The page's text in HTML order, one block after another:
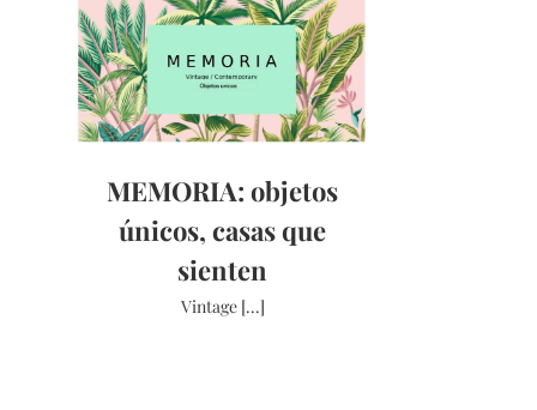
MEMORIA: objetos
únicos, casas que
sienten
Vintage [...]